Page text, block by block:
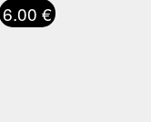
6.00 €